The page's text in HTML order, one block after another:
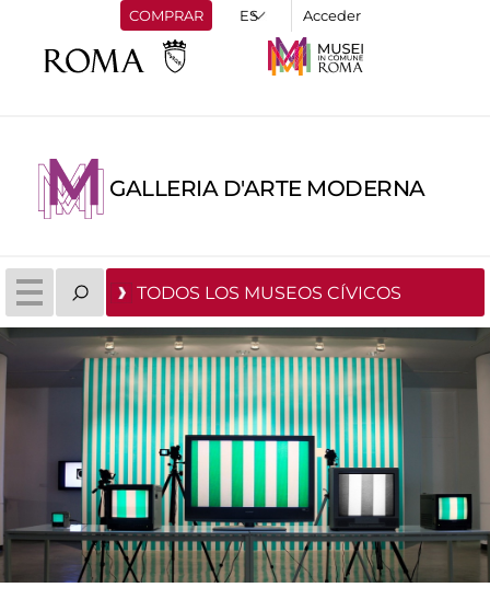
COMPRAR Acceder
GALLERIA D'ARTE MODERNA
TODOS LOS MUSEOS CÍVICOS